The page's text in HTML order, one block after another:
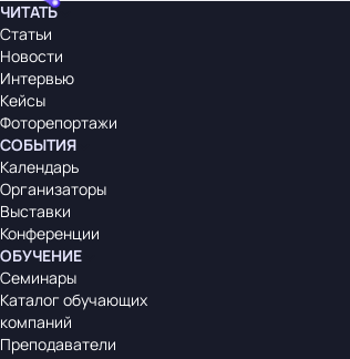
ЧИТАТЬ
Статьи
Новости
Интервью
Кейсы
Фоторепортажи
СОБЫТИЯ
Календарь
Организаторы
Выставки
Конференции
ОБУЧЕНИЕ
Семинары
Каталог обучающих
компаний
Преподаватели